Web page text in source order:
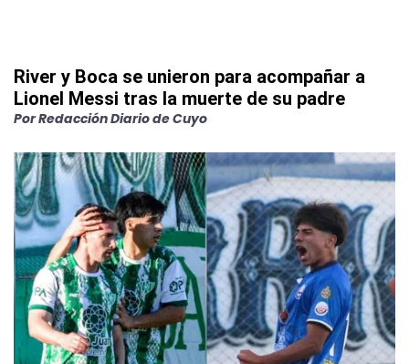
River y Boca se unieron para acompañar a
Lionel Messi tras la muerte de su padre
PorRedacción Diario de Cuyo